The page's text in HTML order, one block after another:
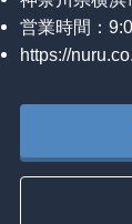
営業時間：
https://